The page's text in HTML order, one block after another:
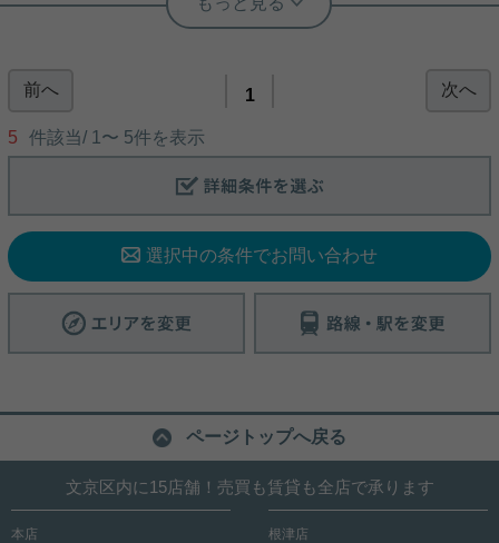
【新築】人気のエリアの東向きです！
ぜひ一度見ていただきたい、「ミレーネ滝野川」で
徒歩10分。共用部にはゴミ出し24時間OK・宅配ボ
ックスなどが揃っております。セキュリティ面は、
で、防犯対策もばっちりです。収納はクロゼット・
類や履き物の整理がしやすく便利です。当社は、多
種多様な賃貸情報を取り扱っております。スタッフ
一同、快適な住まいをご提供いただけるよう、全力
で努めてまいりますので、ぜひ当社にお任せ下さ
い。
前へ 1 次へ
5 件該当/ 1 〜 5件を表示
選択中の条件でお問い合わせ
ページトップへ戻る
文京区内に15店舗！売買も賃貸も全店で承ります
本店 根津店